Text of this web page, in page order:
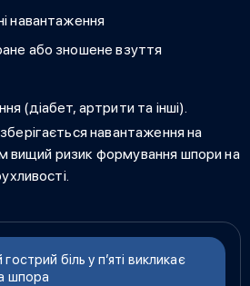
навантаження
або зношене взуття
(діабет, артрити та інші).
навантаження на
вищий ризик формування шпори на
біль у п’яті викликає
шпора